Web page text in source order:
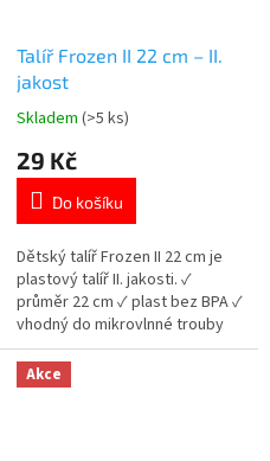
Talíř Frozen II 22 cm – II.
jakost
Průměrné
produktu
5,0
5
hvězdiček.
Skladem (>5 ks)
29 Kč
Do košíku
Dětský talíř Frozen II 22 cm je
plastový talíř II. jakosti. ✓
průměr 22 cm ✓ plast bez BPA ✓
vhodný do mikrovlnné trouby
👉 Více produktů Frozen
Akce